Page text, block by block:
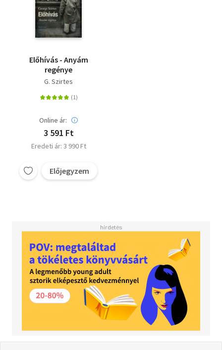
Előhívás - Anyám
regénye
G. Szirtes
Online ár:
3 591 Ft
Eredeti ár: 3 990 Ft
Előjegyzem